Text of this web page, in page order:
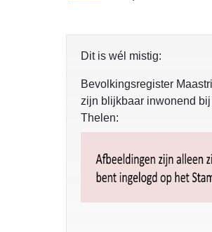
Dit is wél mistig:
Bevolkingsregister
zijn blijkbaar inwonend
Thelen: